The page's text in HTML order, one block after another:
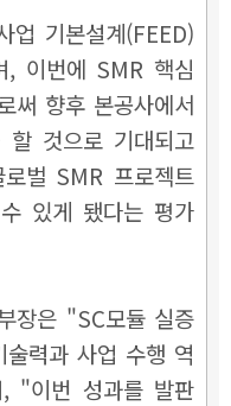
업 기본설계(FEED)
, 이번에 SMR 핵심
써 향후 본공사에서
할 것으로 기대되고
벌 SMR 프로젝트
있게 됐다는 평가
장은 "SC모듈 실증
력과 사업 수행 역
"이번 성과를 발판